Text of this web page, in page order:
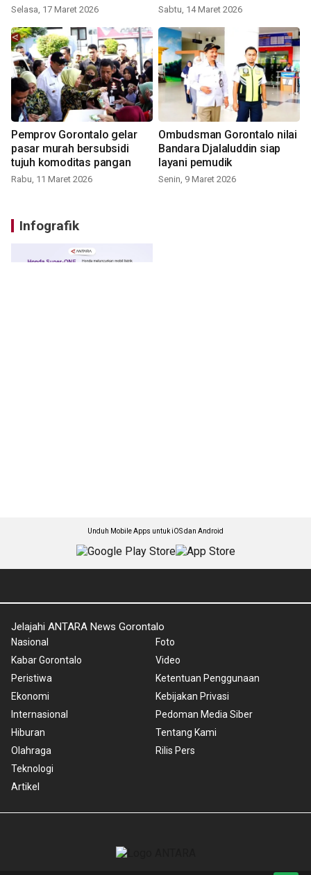
Selasa, 17 Maret 2026 Sabtu, 14 Maret 2026
Pemprov Gorontalo gelar
pasar murah bersubsidi
tujuh komoditas pangan
Rabu, 11 Maret 2026
Ombudsman Gorontalo nilai
Bandara Djalaluddin siap
layani pemudik
Senin, 9 Maret 2026
Infografik
Unduh Mobile Apps untuk iOS dan Android
Jelajahi ANTARA News Gorontalo
Nasional
Kabar Gorontalo
Peristiwa
Ekonomi
Internasional
Hiburan
Olahraga
Teknologi
Artikel
Foto
Video
Ketentuan Penggunaan
Kebijakan Privasi
Pedoman Media Siber
Tentang Kami
Rilis Pers